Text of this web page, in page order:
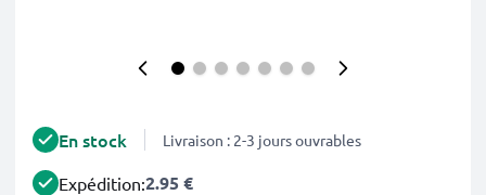
En stock Livraison : 2-3 jours ouvrables
Expédition:2.95 €